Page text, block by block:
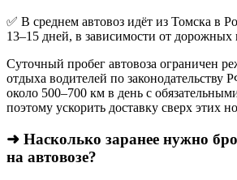
✅ В среднем автовоз идёт из Томска в
13–15 дней, в зависимости от
Суточный пробег автовоза ограничен
отдыха водителей по законодательству
около 500–700 км в день с
поэтому ускорить доставку сверх этих
➜ Насколько заранее нужно
на автовозе?